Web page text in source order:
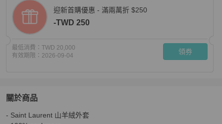
迎新首購優惠 - 滿兩萬折 $250
-TWD 250
最低消費： TWD 20,000
有效期限： 2026-09-04 領券
關於商品
關於Saint Laurent 山羊絨外套
- Saint Laurent 山羊絨外套